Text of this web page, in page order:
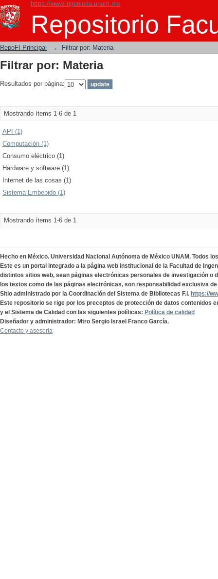
https://www.ingenieria.unam.mx
Repositorio
Filtrar por: Materia
RepoFI Principal → Filtrar por: Materia
Filtrar por: Materia
Resultados por página:
Mostrando ítems 1-6 de 1
API (1)
Computación (1)
Consumo eléctrico (1)
Hardware y software (1)
Internet de las cosas (1)
Sistema Embebido (1)
Mostrando ítems 1-6 de 1
Hecho en México. Universidad Nacional Autónoma de México UNAM. Todos
Este es un portal integrado a la página web institucional de la Facultad de
distintos sitios web, sean páginas electrónicas personales de investigación o
los textos como de las páginas electrónicas, son responsabilidad exclusiva
Sitio administrado por la Coordinación del Sistema de Bibliotecas F.I. https://
Este repositorio se rige por los preceptos de protección de datos contenidos
y el Sistema de Calidad con las siguientes políticas: Política de calidad
Diseñador y administrador: Mtro Sergio Israel Franco García.
Contacto y asesoría